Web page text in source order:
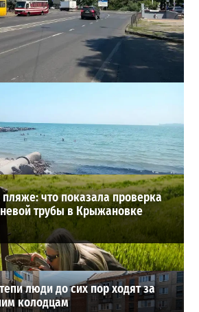
знать водителям
пляже: что показала проверка
трубы в Крыжановке
люди до сих пор ходят за
колодцам